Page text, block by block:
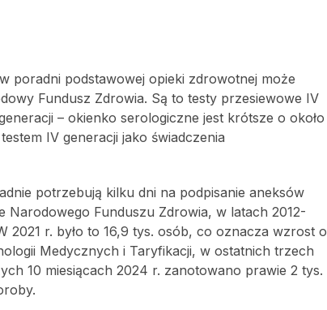
poradni podstawowej opieki zdrowotnej może
Fundusz Zdrowia. Są to testy przesiewowe IV
– okienko serologiczne jest krótsze o około
IV generacji jako świadczenia
potrzebują kilku dni na podpisanie aneksów
Funduszu Zdrowia, w latach 2012-
2021 r. było to 16,9 tys. osób, co oznacza wzrost o
Medycznych i Taryfikacji, w ostatnich trzech
10 miesiącach 2024 r. zanotowano prawie 2 tys.